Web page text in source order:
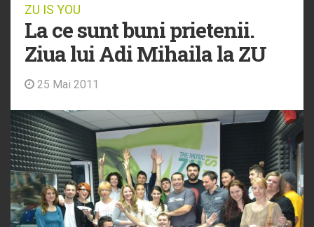
ZU IS YOU
La ce sunt buni prietenii.
Ziua lui Adi Mihaila la ZU
25 Mai 2011